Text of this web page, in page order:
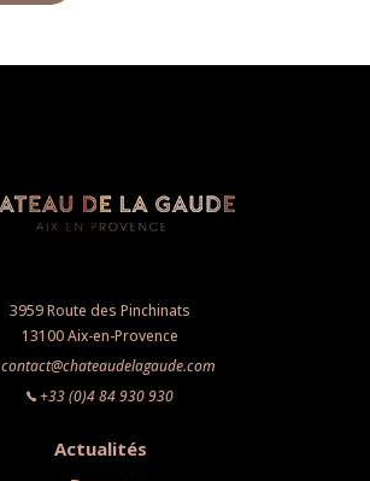
3959 Route des Pinchinats
13100 Aix-en-Provence
contact@chateaudelagaude.com
+33 (0)4 84 930 930
Actualités